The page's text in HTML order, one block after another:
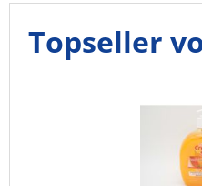
Topseller